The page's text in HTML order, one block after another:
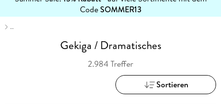
CodeSOMMER13
erfahren
…
Gekiga / Dramatisches
2.984 Treffer
Sortieren